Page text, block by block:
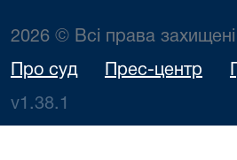
2026 © Всі права захищені
Про суд Прес-центр
v1.38.1